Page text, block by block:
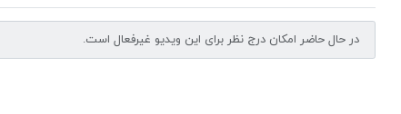
در حال حاضر امکان درج نظر برای این ویدیو غیرفعال است.